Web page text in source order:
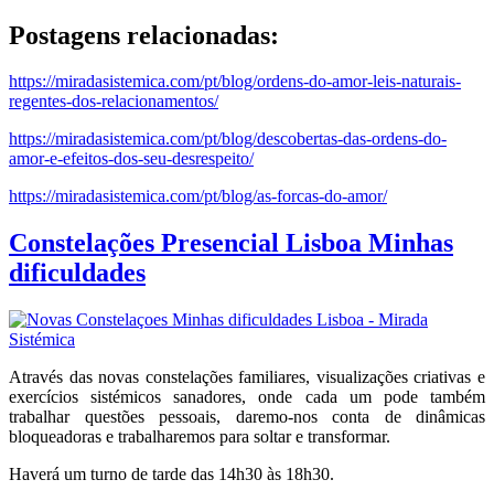
Postagens relacionadas:
https://miradasistemica.com/pt/blog/ordens-do-amor-leis-naturais-
regentes-dos-relacionamentos/
https://miradasistemica.com/pt/blog/descobertas-das-ordens-do-
amor-e-efeitos-dos-seu-desrespeito/
https://miradasistemica.com/pt/blog/as-forcas-do-amor/
Constelações Presencial Lisboa Minhas
dificuldades
Através das novas constelações familiares, visualizações criativas e
exercícios sistémicos sanadores, onde cada um pode também
trabalhar questões pessoais, daremo-nos conta de dinâmicas
bloqueadoras e trabalharemos para soltar e transformar.
Haverá um turno de tarde das 14h30 às 18h30.